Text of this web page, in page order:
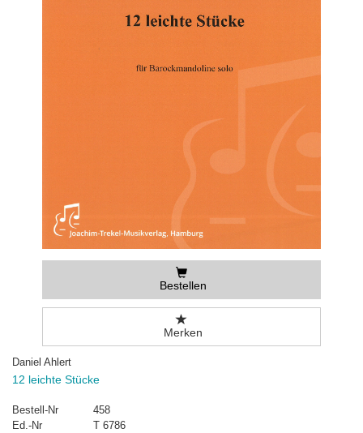
Bestellen
Merken
Daniel Ahlert
12 leichte Stücke
Bestell-Nr
458
Ed.-Nr
T 6786